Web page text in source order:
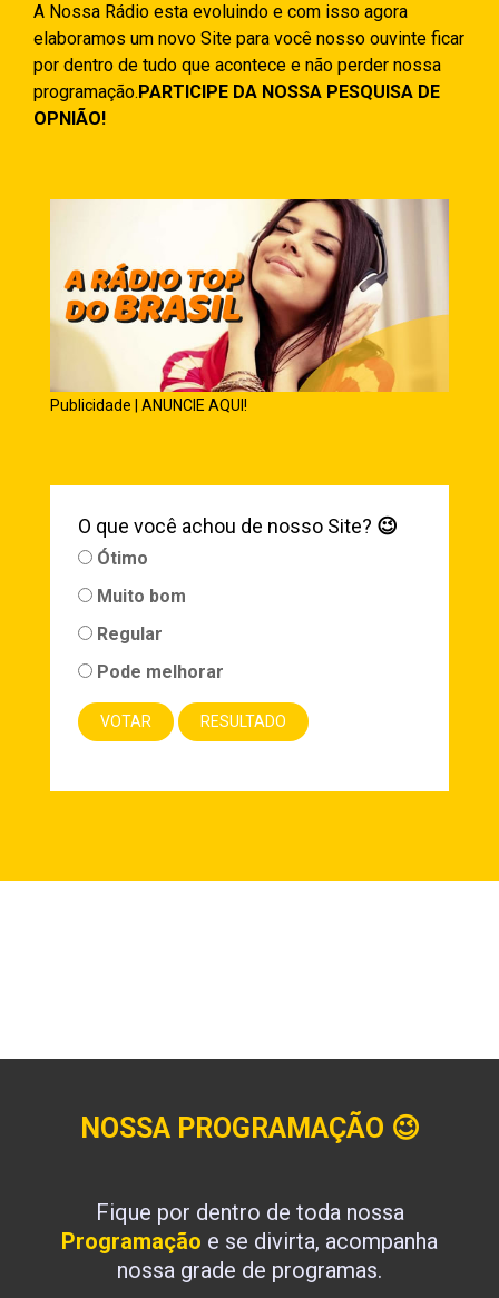
A Nossa Rádio esta evoluindo e com isso agora
elaboramos um novo Site para você nosso ouvinte ficar
por dentro de tudo que acontece e não perder nossa
programação. PARTICIPE DA NOSSA PESQUISA DE
OPNIÃO!
Publicidade | ANUNCIE AQUI!
O que você achou de nosso Site? 😉
Ótimo
Muito bom
Regular
Pode melhorar
NOSSA PROGRAMAÇÃO 😉
Fique por dentro de toda nossa
Programação e se divirta, acompanha
nossa grade de programas.